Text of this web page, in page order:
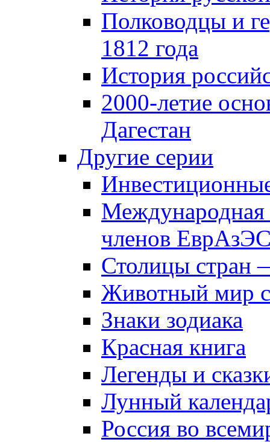
Полководцы и
1812 года
История
2000-летие
Дагестан
Другие серии
Международная
членов
Столицы стран
Животный мир
Знаки зодиака
Красная книга
Легенды и
Лунный
Россия во